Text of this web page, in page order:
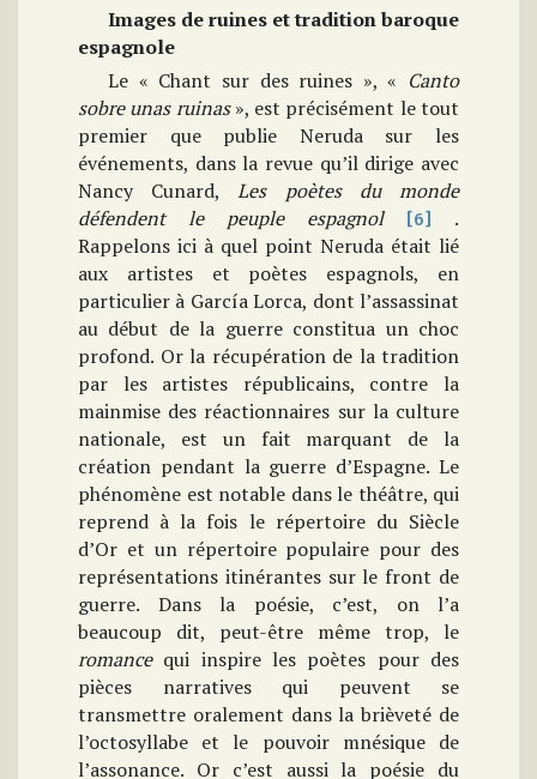
Images de ruines et tradition baroque
espagnole
Le « Chant sur des ruines », « Canto
sobre unas ruinas», est précisément le tout
premier que publie Neruda sur les
événements, dans la revue qu’il dirige avec
Nancy Cunard,Les poètes du monde
défendent le peuple espagnol [6]
.
Rappelons ici à quel point Neruda était lié
aux artistes et poètes espagnols, en
particulier à García Lorca, dont l’assassinat
au début de la guerre constitua un choc
profond. Or la récupération de la tradition
par les artistes républicains, contre la
mainmise des réactionnaires sur la culture
nationale, est un fait marquant de la
création pendant la guerre d’Espagne. Le
phénomène est notable dans le théâtre, qui
reprend à la fois le répertoire du Siècle
d’Or et un répertoire populaire pour des
représentations itinérantes sur le front de
guerre. Dans la poésie, c’est, on l’a
beaucoup dit, peut-être même trop, le
romancequi inspire les poètes pour des
pièces narratives qui peuvent se
transmettre oralement dans la brièveté de
l’octosyllabe et le pouvoir mnésique de
l’assonance. Or c’est aussi la poésie du